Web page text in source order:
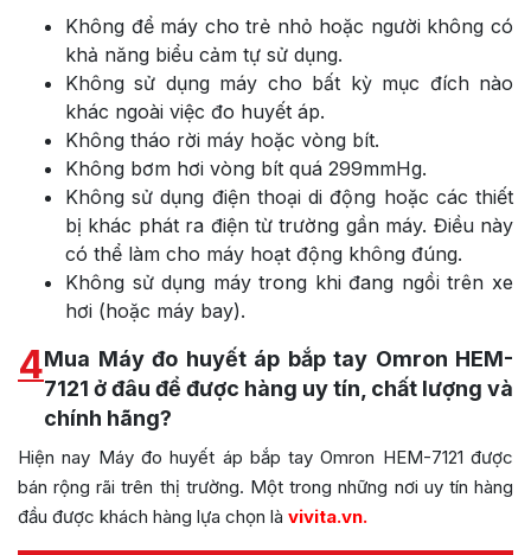
Không để máy cho trẻ nhỏ hoặc người không có
khả năng biểu cảm tự sử dụng.
Không sử dụng máy cho bất kỳ mục đích nào
khác ngoài việc đo huyết áp.
Không tháo rời máy hoặc vòng bít.
Không bơm hơi vòng bít quá 299mmHg.
Không sử dụng điện thoại di động hoặc các thiết
bị khác phát ra điện từ trường gần máy. Điều này
có thể làm cho máy hoạt động không đúng.
Không sử dụng máy trong khi đang ngồi trên xe
hơi (hoặc máy bay).
4Mua Máy đo huyết áp bắp tay Omron HEM-
7121 ở đâu để được hàng uy tín, chất lượng và
chính hãng?
Hiện nay Máy đo huyết áp bắp tay Omron HEM-7121 được
bán rộng rãi trên thị trường. Một trong những nơi uy tín hàng
đầu được khách hàng lựa chọn là vivita.vn.